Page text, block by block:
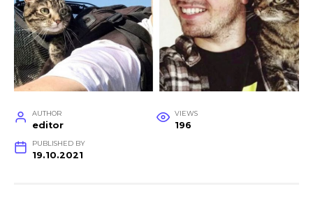
AUTHOR
editor
VIEWS
196
PUBLISHED BY
19.10.2021